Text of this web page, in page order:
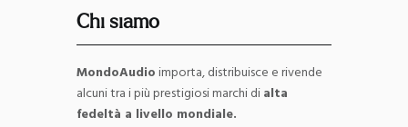
Chi siamo
MondoAudioimporta, distribuisce e rivende
alcuni tra i più prestigiosi marchi dialta
fedeltà a livello mondiale.